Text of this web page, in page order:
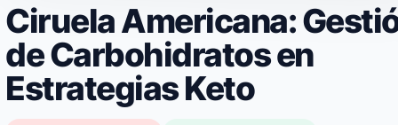
Ciruela Americana:
de Carbohidratos en
Estrategias Keto